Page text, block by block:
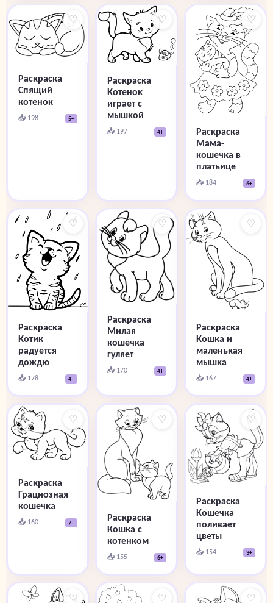
♡
Раскраска
Спящий
котенок
📥 198 5+
♡
Раскраска
Котенок
играет с
мышкой
📥 197 4+
♡
Раскраска
Мама-
кошечка в
платьице
📥 184 6+
♡
Раскраска
Котик
радуется
дождю
📥 178 4+
♡
Раскраска
Милая
кошечка
гуляет
📥 170 4+
♡
Раскраска
Кошка и
маленькая
мышка
📥 167 4+
♡
Раскраска
Грациозная
кошечка
📥 160 7+
♡
Раскраска
Кошка с
котенком
📥 155 6+
♡
Раскраска
Кошечка
поливает
цветы
📥 154 3+
♡ ♡ ♡